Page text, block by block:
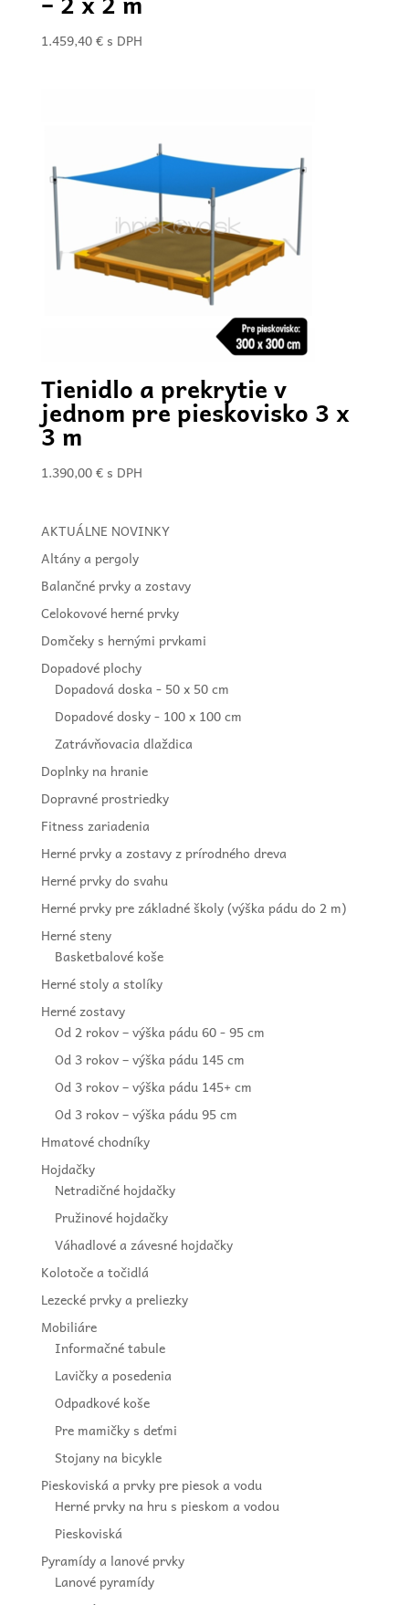
1.459,40€ s DPH
Tienidlo a prekrytie v
jednom pre pieskovisko 3 x
3 m
1.390,00€ s DPH
AKTUÁLNE NOVINKY
Altány a pergoly
Balančné prvky a zostavy
Celokovové herné prvky
Domčeky s hernými prvkami
Dopadové plochy
Dopadová doska - 50 x 50 cm
Dopadové dosky - 100 x 100 cm
Zatrávňovacia dlaždica
Doplnky na hranie
Dopravné prostriedky
Fitness zariadenia
Herné prvky a zostavy z prírodného dreva
Herné prvky do svahu
Herné prvky pre základné školy (výška pádu do 2 m)
Herné steny
Basketbalové koše
Herné stoly a stolíky
Herné zostavy
Od 2 rokov – výška pádu 60 - 95 cm
Od 3 rokov – výška pádu 145 cm
Od 3 rokov – výška pádu 145+ cm
Od 3 rokov – výška pádu 95 cm
Hmatové chodníky
Hojdačky
Netradičné hojdačky
Pružinové hojdačky
Váhadlové a závesné hojdačky
Kolotoče a točidlá
Lezecké prvky a preliezky
Mobiliáre
Informačné tabule
Lavičky a posedenia
Odpadkové koše
Pre mamičky s deťmi
Stojany na bicykle
Pieskoviská a prvky pre piesok a vodu
Herné prvky na hru s pieskom a vodou
Pieskoviská
Pyramídy a lanové prvky
Lanové pyramídy